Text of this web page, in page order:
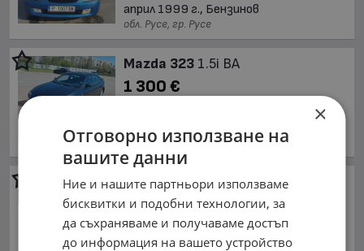
април 1999 г., Бензинов
обл. Русе, гр. Русе
Mazda 323 1.5i BA
1 300 €
обл. София, гр. София
Mazda 323
1 300 €
2 542.58 лв.
април 1996 г., Бензинов
×
Отговорно използване на
вашите данни
Ние и нашите партньори използваме
бисквитки и подобни технологии, за
да съхраняваме и получаваме достъп
до информация на вашето устройство